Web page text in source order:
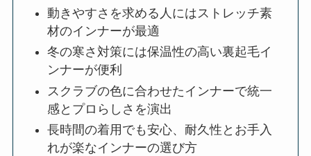
動きやすさを求める人にはストレッチ素
材のインナーが最適
冬の寒さ対策には保温性の高い裏起毛イ
ンナーが便利
スクラブの色に合わせたインナーで統一
感とプロらしさを演出
長時間の着用でも安心、耐久性とお手入
れが楽なインナーの選び方